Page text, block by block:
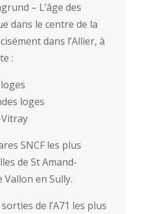
– L’âge des
dans le centre de la
dans l’Allier, à
:
loges
SNCF les plus
de St Amand-
en Sully.
sorties de l’A71 les plus